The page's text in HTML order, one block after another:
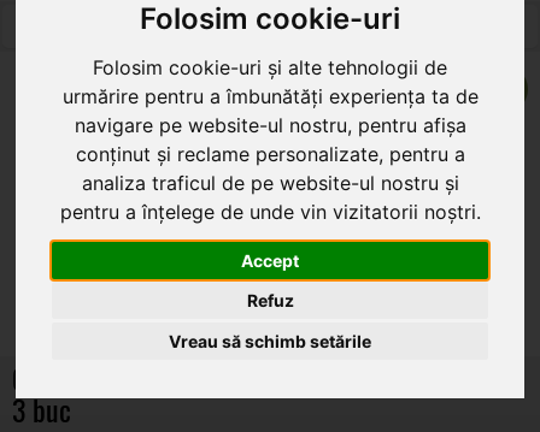
Folosim cookie-uri
Folosim cookie-uri și alte tehnologii de
urmărire pentru a îmbunătăți experiența ta de
navigare pe website-ul nostru, pentru afișa
conținut și reclame personalizate, pentru a
analiza traficul de pe website-ul nostru și
pentru a înțelege de unde vin vizitatorii noștri.
Accept
Refuz
Vreau să schimb setările
< ÎNAPOI LA COSURI
Cos oval+fundita pentru aranjamente florale set
3 buc